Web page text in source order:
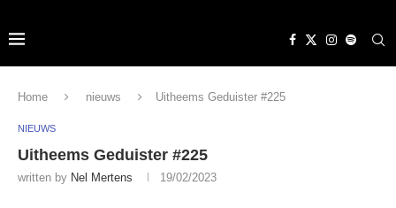
Home nieuws Uitheems Geduister #225
NIEUWS
Uitheems Geduister #225
written by Nel Mertens 19/02/2023